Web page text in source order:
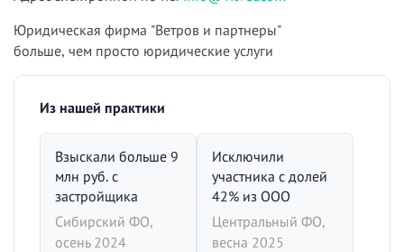
Юридическая фирма "Ветров и партнеры"
больше, чем просто юридические услуги
Из нашей практики
Взыскали больше 9
млн руб. с
застройщика
Сибирский ФО,
осень 2024
Исключили
участника с долей
42% из ООО
Центральный ФО,
весна 2025